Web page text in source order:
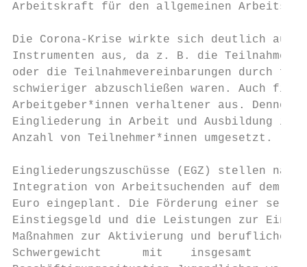
Arbeitskraft für den allgemeinen
Die Corona-Krise wirkte sich deutlich auf
Instrumenten aus, da z. B. die Teilnahme
oder die Teilnahmevereinbarungen durch
schwieriger abzuschließen waren. Auch fiel
Arbeitgeber*innen verhaltener aus. Dennoch
Eingliederung in Arbeit und Ausbildung in
Anzahl von Teilnehmer*innen umgesetzt.
Eingliederungszuschüsse (EGZ) stellen
Integration von Arbeitsuchenden auf dem 1.
Euro eingeplant. Die Förderung einer
Einstiegsgeld und die Leistungen zur
Maßnahmen zur Aktivierung und
Schwergewicht      mit    insgesamt